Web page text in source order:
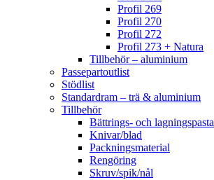
Profil 269
Profil 270
Profil 272
Profil 273 + Natura
Tillbehör – aluminium
Passepartoutlist
Stödlist
Standardram – trä & aluminium
Tillbehör
Bättrings- och lagningspasta
Knivar/blad
Packningsmaterial
Rengöring
Skruv/spik/nål